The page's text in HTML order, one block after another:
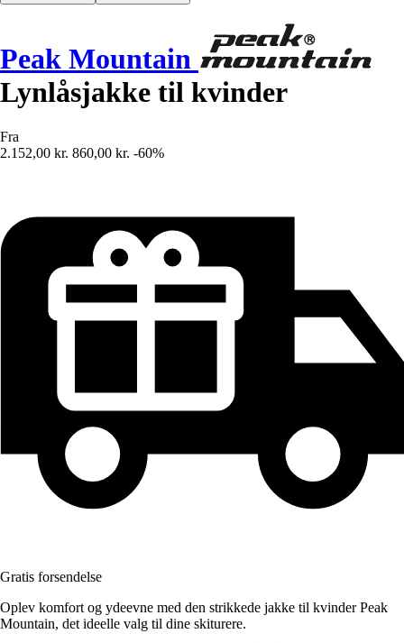
Peak Mountain
Lynlåsjakke til kvinder
Fra
2.152,00 kr. 860,00 kr. -60%
Gratis forsendelse
Oplev komfort og ydeevne med den strikkede jakke til kvinder Peak
Mountain, det ideelle valg til dine skiturere.